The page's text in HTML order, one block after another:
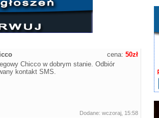
Chicco w dobrym stanie. Odbiór
kontakt SMS.
cena: 50zł
Dodane: wczoraj, 15:58